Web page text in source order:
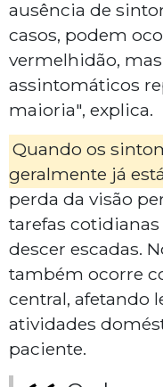
ausência de
casos, podem
vermelhidão,
assintomáticos
maioria", explica.
Quando os
geralmente já
perda da visão
tarefas
descer escadas.
também ocorre
central, afetando
atividades
paciente.